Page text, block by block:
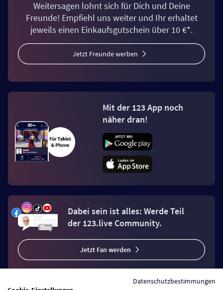
Weitersagen lohnt sich für Dich und Deine
Freunde! Empfiehl uns weiter und Ihr erhaltet
jeweils einen Einkaufsgutschein über 10 €*.
Jetzt Freunde werben
Mit der 123 App noch
näher dran!
Dabei sein ist alles: Werde Teil
der 123.live Community.
Jetzt Fan werden
Datenschutzbestimmungen